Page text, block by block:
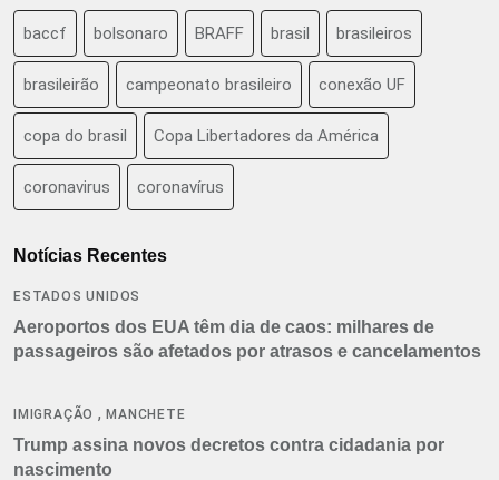
baccf bolsonaro BRAFF brasil brasileiros
brasileirão campeonato brasileiro conexão UF
copa do brasil Copa Libertadores da América
coronavirus coronavírus
Notícias Recentes
ESTADOS UNIDOS
Aeroportos dos EUA têm dia de caos: milhares de
passageiros são afetados por atrasos e cancelamentos
IMIGRAÇÃO ,MANCHETE
Trump assina novos decretos contra cidadania por
nascimento